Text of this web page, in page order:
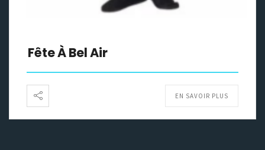
Fête À Bel Air
EN SAVOIR PLUS